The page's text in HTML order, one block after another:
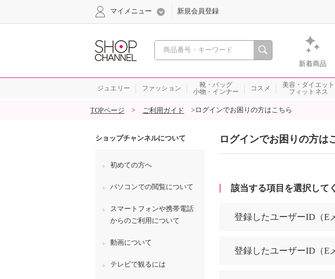
心おどる、瞬間を。通販・テレビショッピン
新着商品
マイメニュー 新規会員登録
ジュエリー ファッション
靴・バッグ
小物・インナー
コスメ
美容・ダイエット
フィットネス
SALE
TOPページ > ご利用ガイド > ログインでお困りの方はこちら
ログインでお困りの方は
該当する項目を選択して
登録したユーザーID（E
登録したユーザーID（E